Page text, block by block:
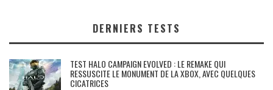
DERNIERS TESTS
TEST HALO CAMPAIGN EVOLVED : LE REMAKE QUI
RESSUSCITE LE MONUMENT DE LA XBOX, AVEC QUELQUES
CICATRICES